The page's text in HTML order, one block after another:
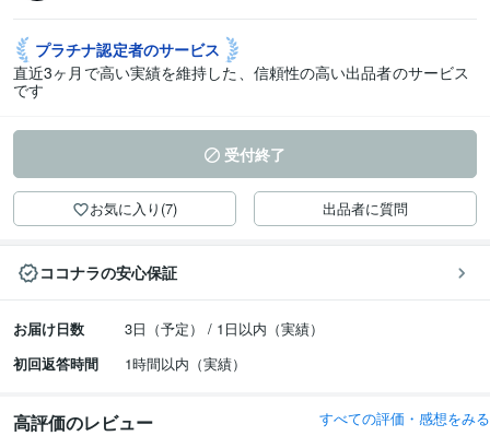
プラチナ認定者のサービス
直近3ヶ月で高い実績を維持した、信頼性の高い出品者のサービス
です
受付終了
お気に入り(7) 出品者に質問
ココナラの安心保証
お届け日数
3日（予定） / 1日以内（実績）
初回返答時間
1時間以内（実績）
高評価のレビュー すべての評価・感想をみる